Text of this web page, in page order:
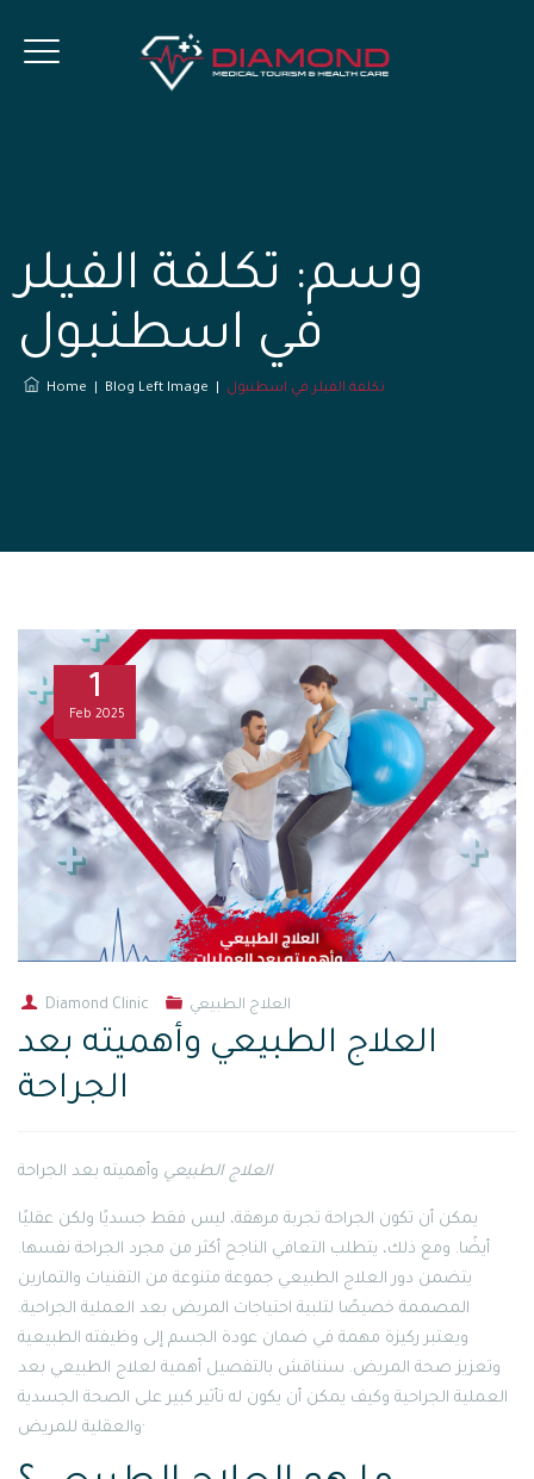
وسم: تكلفة الفيلر
في اسطنبول
Home Blog Left Image تكلفة الفيلر في اسطنبول
1
Feb 2025
Diamond Clinic العلاج الطبيعي
العلاج الطبيعي وأهميته بعد
الجراحة
العلاج الطبيعي وأهميته بعد الجراحة
يمكن أن تكون الجراحة تجربة مرهقة، ليس فقط جسديًا ولكن عقليًا
أيضًا. ومع ذلك، يتطلب التعافي الناجح أكثر من مجرد الجراحة نفسها.
يتضمن دور العلاج الطبيعي جموعة متنوعة من التقنيات والتمارين
المصممة خصيصًا لتلبية احتياجات المريض بعد العملية الجراحية.
ويعتبر ركيزة مهمة في ضمان عودة الجسم إلى وظيفته الطبيعية
وتعزيز صحة المريض. سنناقش بالتفصيل أهمية لعلاج الطبيعي بعد
العملية الجراحية وكيف يمكن أن يكون له تأثير كبير على الصحة الجسدية
والعقلية للمريض·